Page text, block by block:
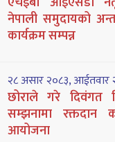
नेपाली समुदायको
कार्यक्रम सम्पन्न
२८ असार २०८३, आईतवार
छोराले गरे दिवंगत
सम्झनामा रक्तदान
आयोजना